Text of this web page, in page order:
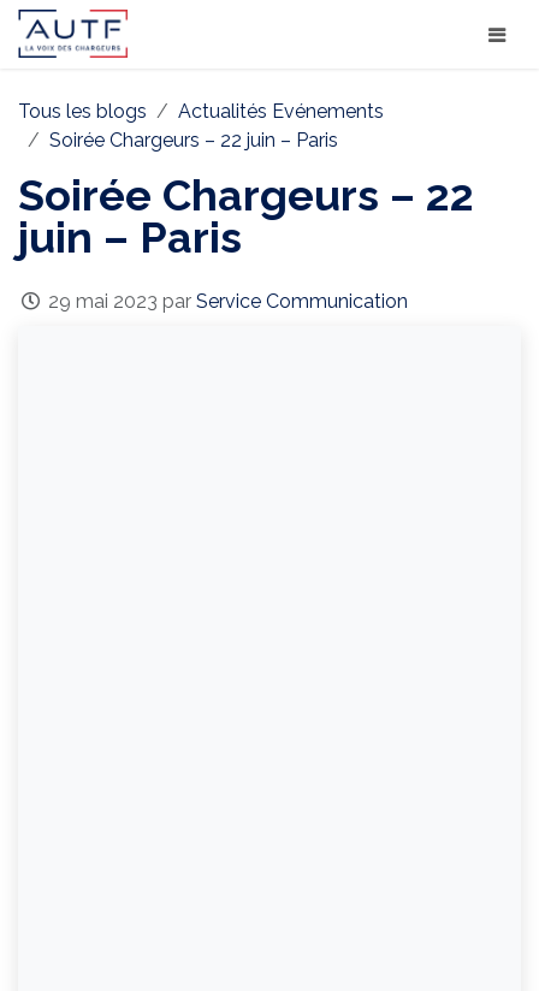
Tous les blogs
Actualités Evénements
Soirée Chargeurs – 22 juin – Paris
Soirée Chargeurs – 22
juin – Paris
29 mai 2023 par Service Communication